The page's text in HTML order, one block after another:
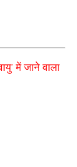
में जाने वाला